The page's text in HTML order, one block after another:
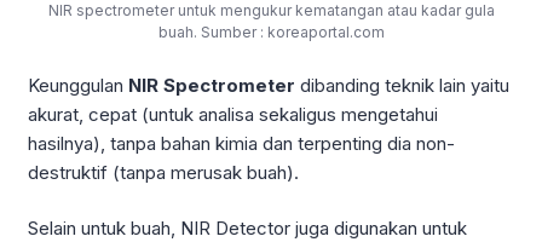
NIR spectrometer untuk mengukur kematangan atau kadar gula
buah. Sumber : koreaportal.com
Keunggulan NIR Spectrometer dibanding teknik lain yaitu
akurat, cepat (untuk analisa sekaligus mengetahui
hasilnya), tanpa bahan kimia dan terpenting dia non-
destruktif (tanpa merusak buah).
Selain untuk buah, NIR Detector juga digunakan untuk